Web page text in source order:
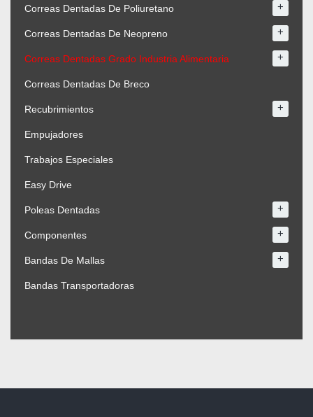
Correas Dentadas De Poliuretano +
Correas Dentadas De Neopreno +
Correas Dentadas Grado Industria Alimentaria +
Correas Dentadas De Breco
Recubrimientos +
Empujadores
Trabajos Especiales
Easy Drive
Poleas Dentadas +
Componentes +
Bandas De Mallas +
Bandas Transportadoras